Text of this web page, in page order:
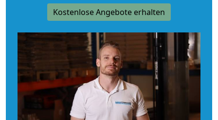
Kostenlose Angebote erhalten